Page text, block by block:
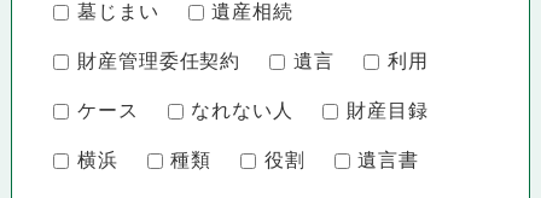
墓じまい 遺産相続
財産管理委任契約 遺言 利用
ケース なれない人 財産目録
横浜 種類 役割 遺言書